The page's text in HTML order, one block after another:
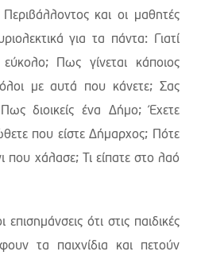
και οι μαθητές
για τα πάντα: Γιατί
Πως γίνεται κάποιος
με αυτά που κάνετε; Σας
διοικείς ένα Δήμο; Έχετε
που είστε Δήμαρχος; Πότε
που χάλασε; Τι είπατε στο λαό
ότι στις παιδικές
τα παιχνίδια και πετούν